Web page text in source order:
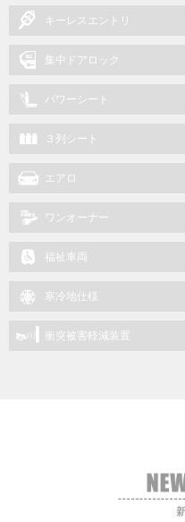
キーレスエントリ
集中ドアロック
パワーシート
３列シート
エアロ
ワンオーナー
福祉車両
寒冷地仕様
衝突被害軽減装置